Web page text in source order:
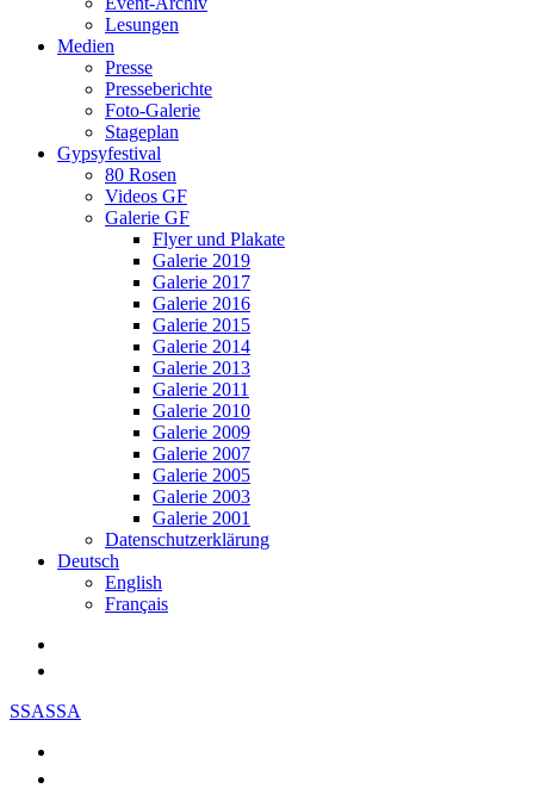
Lesungen
Medien
Presse
Presseberichte
Foto-Galerie
Stageplan
Gypsyfestival
80 Rosen
Videos GF
Galerie GF
Flyer und Plakate
Galerie 2019
Galerie 2017
Galerie 2016
Galerie 2015
Galerie 2014
Galerie 2013
Galerie 2011
Galerie 2010
Galerie 2009
Galerie 2007
Galerie 2005
Galerie 2003
Galerie 2001
Datenschutzerklärung
Deutsch
English
Français
SSASSA